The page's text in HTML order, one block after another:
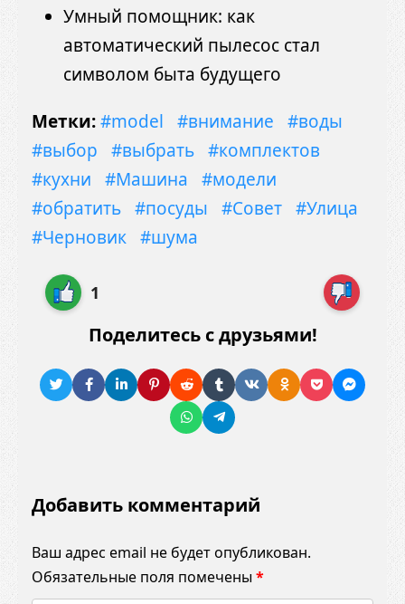
Умный помощник: как
автоматический пылесос стал
символом быта будущего
Метки:#model #внимание
#воды
#выбор
#выбрать #комплектов
#кухни
#Машина
#модели
#обратить #посуды #Совет #Улица
#Черновик #шума
1
Поделитесь с друзьями!
Добавить комментарий
Ваш адрес email не будет опубликован.
Обязательные поля помечены *